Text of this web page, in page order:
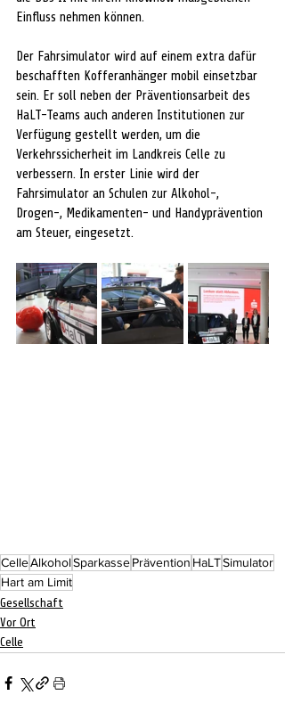
Einfluss nehmen können.
Der Fahrsimulator wird auf einem extra dafür
beschafften Kofferanhänger mobil einsetzbar
sein. Er soll neben der Präventionsarbeit des
HaLT-Teams auch anderen Institutionen zur
Verfügung gestellt werden, um die
Verkehrssicherheit im Landkreis Celle zu
verbessern. In erster Linie wird der
Fahrsimulator an Schulen zur Alkohol-,
Drogen-, Medikamenten- und Handyprävention
am Steuer, eingesetzt.
CelleAlkoholSparkassePrävention HaLTSimulator
Hart am Limit
Gesellschaft
Vor Ort
Celle